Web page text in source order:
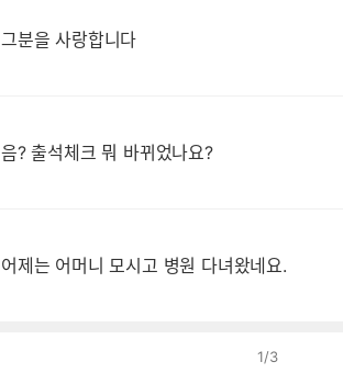
그분을 사랑합니다
음? 출석체크 뭐 바뀌었나요?
어제는 어머니 모시고 병원 다녀왔네요.
1/3